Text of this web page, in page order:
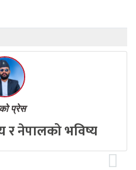
प्रेस
र नेपालको भविष्य